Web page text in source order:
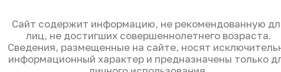
сульфитов. В ароматике ацетальдегид
специй карри и прогорклых грецких
оттенки могут ослабевать, уступая
Сайт содержит информацию, не рекомендованную
лиц, не достигших совершеннолетнего возраста.
Сведения, размещенные на сайте, носят
информационный характер и предназначены только